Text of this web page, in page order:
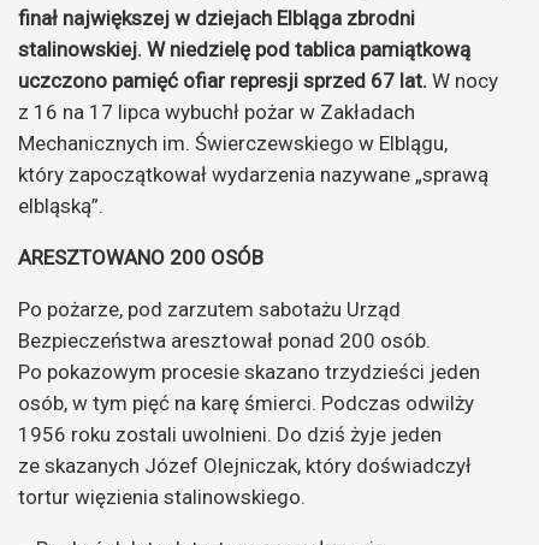
finał największej w dziejach Elbląga zbrodni
stalinowskiej. W niedzielę pod tablica pamiątkową
uczczono pamięć ofiar represji sprzed 67 lat. W nocy
z 16 na 17 lipca wybuchł pożar w Zakładach
Mechanicznych im. Świerczewskiego w Elblągu,
który zapoczątkował wydarzenia nazywane „sprawą
elbląską”.
ARESZTOWANO 200 OSÓB
Po pożarze, pod zarzutem sabotażu Urząd
Bezpieczeństwa aresztował ponad 200 osób.
Po pokazowym procesie skazano trzydzieści jeden
osób, w tym pięć na karę śmierci. Podczas odwilży
1956 roku zostali uwolnieni. Do dziś żyje jeden
ze skazanych Józef Olejniczak, który doświadczył
tortur więzienia stalinowskiego.